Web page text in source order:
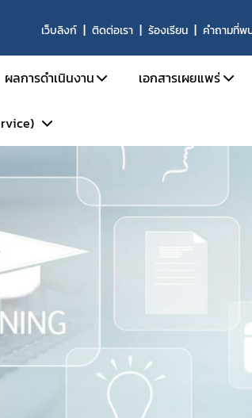
เว็บลิงก์ ติดต่อเรา ร้องเรียน คำถามที่พ
ดภัย
ผลการดำเนินงาน
ผลการดำเนินงานประจำเดือน
ผลการดำเนินงานประจำปี
ผลการประเมินระบบการรายงาน AE
สรุปสถิติรายงาน ADR/AE
ข้อมูลแลกเปลี่ยน ASEAN Post Marketing
WHO Rapid Alert
การแลกเปลี่ยนข้อมูลการเฝ้าระวังความปล
เอกสารเผยแพร่
วารสารข่าวสาร
คู่มือแนวทาง
สรุปรายงานเห
สรุปรายงานผลก
สรุปรายงานกา
Infographic ผ
สรุปเลขที่รายงา
วสารฯ